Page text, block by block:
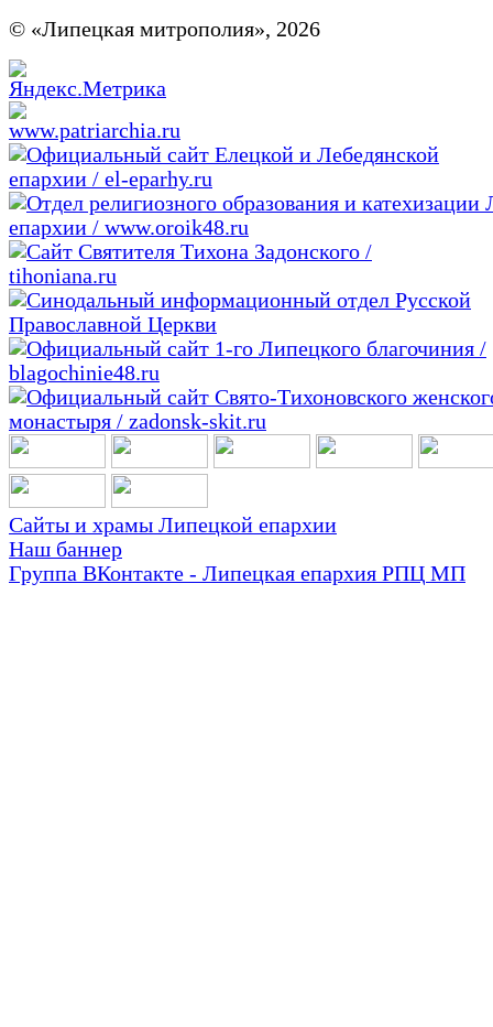
© «Липецкая митрополия», 2026
Сайты и храмы Липецкой епархии
Наш баннер
Группа ВКонтакте - Липецкая епархия РПЦ МП